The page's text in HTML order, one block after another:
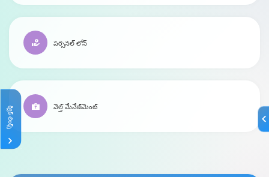
పర్సనల్ లోన్
వెల్త్ మేనేజ్‍మెంట్
క్విక్ లింక్స్